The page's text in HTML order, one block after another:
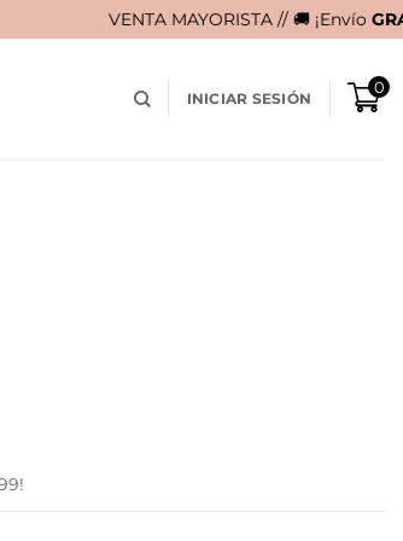
MAYORISTA // 🚚 ¡EnvíoGRATISen compras
INICIAR SESIÓN
0